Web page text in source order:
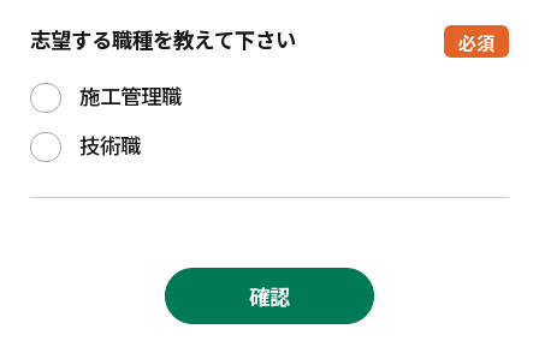
志望する職種を教えて下さい 必須
施工管理職
技術職